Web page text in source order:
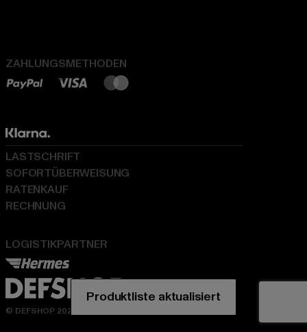
ZAHLUNGSMETHODEN
LOGISTIKPARTNER
LASTSCHRIFT
SOFORTÜBERWEISUNG
RATENKAUF
RECHNUNG
© DEFSHOP 2026. Alle Rechte vorbehalten